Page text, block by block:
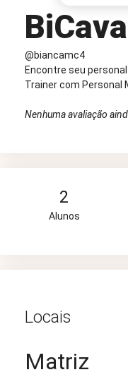
@biancamc4
Encontre seu
Trainer com Personal
Nenhuma avaliação
2
Alunos
Locais
Matriz